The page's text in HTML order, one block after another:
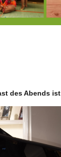
des Abends